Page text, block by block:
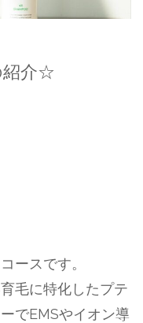
紹介☆
ースです。
毛に特化したプテ
でEMSやイオン導